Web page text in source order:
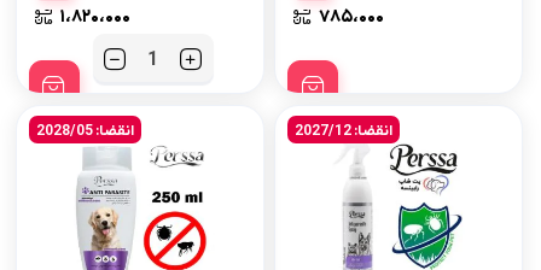
۷۸۵،۰۰۰ ۱،۸۲۰،۰۰۰
تعداد
انقضا: 2027/12 انقضا: 2028/05